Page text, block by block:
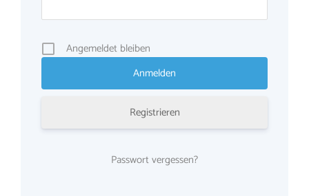
Angemeldet bleiben
Registrieren
Passwort vergessen?